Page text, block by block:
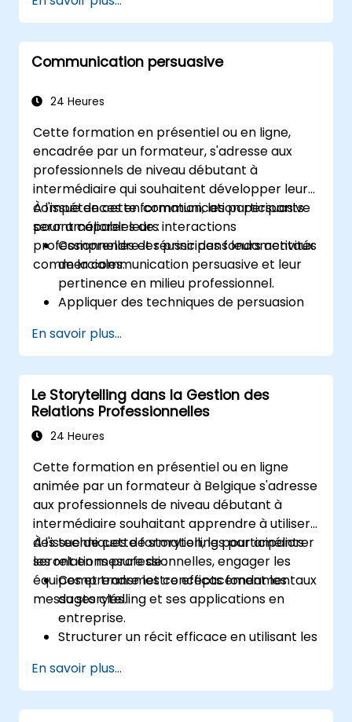
l'équipe.
Structurer efficacement les idées lors des
réunions, par e-mail et lors des
présentations.
capacité à donner et à recevoir des
Améliorer la communication dans les
situations de conflit, de négociation et de
travail d'équipe.
Communication persuasive
24 Heures
Cette formation en présentiel ou en ligne,
encadrée par un formateur, s'adresse aux
professionnels de niveau débutant à
intermédiaire qui souhaitent développer leurs
compétences en communication persuasive
pour améliorer leurs interactions
professionnelles et réussir dans leurs activités
commerciales.
À l'issue de cette formation, les participants
seront capables de :
Comprendre les principes fondamentaux
de la communication persuasive et leur
pertinence en milieu professionnel.
Appliquer des techniques de persuasion
décisionnels.
Utiliser la communication non verbale
pour renforcer le message transmis.
Analyser des études de cas et des
scénarios réels afin d'améliorer leurs
capacités persuasives.
En savoir plus...
Le Storytelling dans la Gestion des
Relations Professionnelles
24 Heures
Cette formation en présentiel ou en ligne
animée par un formateur à Belgique s'adresse
aux professionnels de niveau débutant à
intermédiaire souhaitant apprendre à utiliser
des techniques de storytelling pour améliorer
les relations professionnelles, engager les
équipes et transmettre efficacement les
messages clés.
À l'issue de cette formation, les participants
seront en mesure de :
Comprendre les concepts fondamentaux
du storytelling et ses applications en
entreprise.
Structurer un récit efficace en utilisant les
Appliquer les techniques de storytelling
dans différentes situations
professionnelles.
En savoir plus...